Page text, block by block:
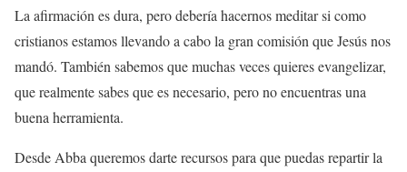
La afirmación es dura, pero debería hacernos meditar si como
cristianos estamos llevando a cabo la gran comisión que Jesús nos
mandó. También sabemos que muchas veces quieres evangelizar,
que realmente sabes que es necesario, pero no encuentras una
buena herramienta.
Desde Abba queremos darte recursos para que puedas repartir la